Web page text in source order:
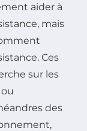
aider à
mais
Ces
sur les
des